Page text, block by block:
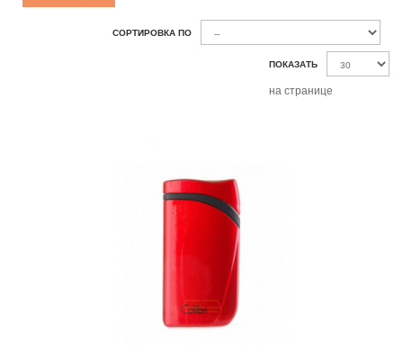
СОРТИРОВКА ПО
ПОКАЗАТЬ
на странице